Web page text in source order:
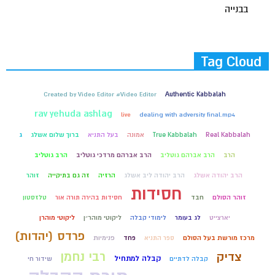
בבנייה
Tag Cloud
Authentic Kabbalah
Created by Video Editor #Video Editor
dealing with adversity final.mp4
live
rav yehuda ashlag
Real Kabbalah
True Kabbalah אמונה בעל התניא ברוך שלום אשלג ג
הרב הרב אברהם גוטליב הרב אברהם מרדכי גוטליב הרב גוטליב
הרב יהודה אשלג הרב יהודה ליב אשלג הרזיה זה גם בתיקייה זוהר
זוהר הסולם חבד חסידות חסידות בהירה תורה אור טלזסטון
יארצייט לג בעומר לימודי קבלה ליקוטי מוהר״ן ליקוטי מוהרן
מרכז מורשת בעל הסולם ספר התניא פחד פנימיות
פרדס (יהדות)
צדיק
קבלה לדתיים קבלה למתחיל רבי נחמן שידור חי